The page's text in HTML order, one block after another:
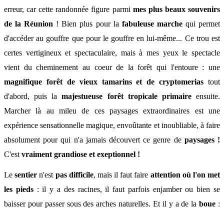
erreur, car cette randonnée figure parmi mes plus beaux souvenirs
de la Réunion ! Bien plus pour la fabuleuse marche qui permet
d'accéder au gouffre que pour le gouffre en lui-même... Ce trou est
certes vertigineux et spectaculaire, mais à mes yeux le spectacle
vient ducheminement au coeur de la forêt qui l'entoure : une
magnifique forêt de vieux tamarins et de cryptomerias tout
d'abord, puis lamajestueuse forêt tropicale primaireensuite.
Marcher là au mileu de ces paysages extraordinaires est une
expérience sensationnelle magique, envoûtante et inoubliable, à faire
absolument pour qui n'a jamais découvert ce genre de paysages !
C'est vraiment grandiose et exeptionnel !
Lesentier n'est pas difficile, mais il faut faire attention où l'on met
les pieds: il y a des racines, il faut parfois enjamber ou bien se
baisser pour passer sous des arches naturelles. Et il y a de laboue :